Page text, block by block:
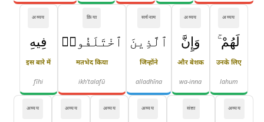
अव्यय
لَهُمْ ۚ
उनके लिए
lahum
अव्यय
وَإِنَّ
और बेशक
wa-inna
सर्वनाम
ٱلَّذِينَ
जिन्होंने
alladhīna
क्रिया
ٱخْتَلَفُوا۟
मतभेद किया
ikh'talafū
अव्यय
فِيهِ
इस बारे में
fīhi
अव्यय
संज्ञा
अव्यय
अव्यय
अव्यय
अव्यय